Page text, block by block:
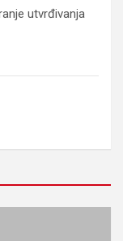
utvrđivanja